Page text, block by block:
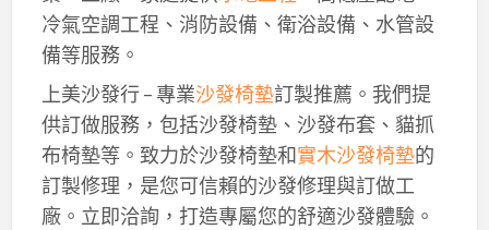
冷氣空調工程、消防設備、衛浴設備、水管設
備等服務。
上美沙發行 – 專業沙發椅墊訂製推薦。我們提
供訂做服務，包括沙發椅墊、沙發布套、貓抓
布椅墊等。致力於沙發椅墊和實木沙發椅墊的
訂製修理，是您可信賴的沙發修理與訂做工
廠。立即洽詢，打造專屬您的舒適沙發體驗。